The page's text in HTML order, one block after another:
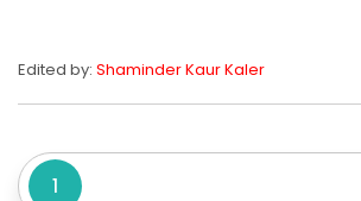
Edited by: Shaminder Kaur Kaler
1